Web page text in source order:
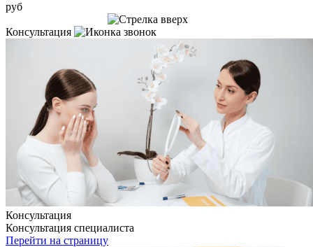
руб
Консультация
Консультация
Консультация специалиста
Перейти на страницу